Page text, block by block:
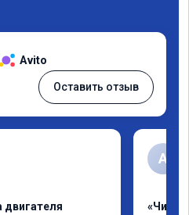
Avito
Оставить отзыв
двигателя
А
«Чип